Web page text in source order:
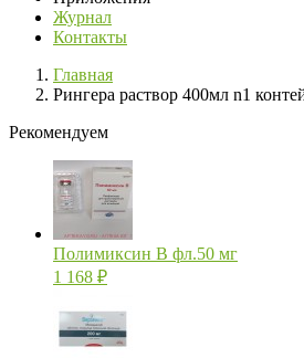
Журнал
Контакты
Главная
Рингера раствор 400мл n1
Рекомендуем
Полимиксин В фл.50 мг
1 168 ₽